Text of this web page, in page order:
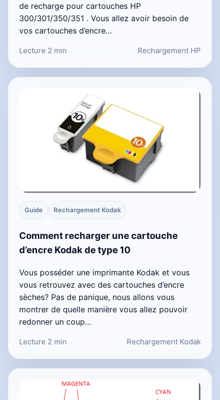
de recharge pour cartouches HP
300/301/350/351 . Vous allez avoir besoin de
vos cartouches d’encre…
Lecture 2 min Rechargement HP
Guide Rechargement Kodak
Comment recharger une cartouche
d’encre Kodak de type 10
Vous posséder une imprimante Kodak et vous
vous retrouvez avec des cartouches d’encre
sèches? Pas de panique, nous allons vous
montrer de quelle manière vous allez pouvoir
redonner un coup…
Lecture 2 min Rechargement Kodak